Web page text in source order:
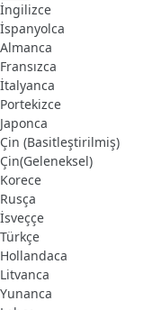
İngilizce
İspanyolca
Almanca
Fransızca
İtalyanca
Portekizce
Japonca
Çin (Basitleştirilmiş)
Çin(Geleneksel)
Korece
Rusça
İsveççe
Türkçe
Hollandaca
Litvanca
Yunanca